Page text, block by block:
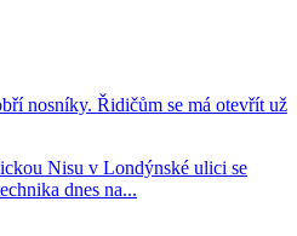
nosníky. Řidičům se má otevřít už
Nisu v Londýnské ulici se
dnes na...